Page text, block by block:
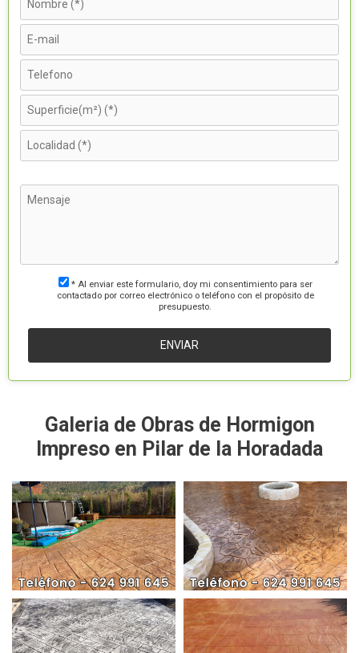
* Al enviar este formulario, doy mi consentimiento para ser
contactado por correo electrónico o teléfono con el propósito de
presupuesto.
Galeria de Obras de Hormigon
Impreso en Pilar de la Horadada